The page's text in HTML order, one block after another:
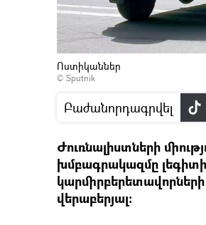
Ոստիկաններ
© Sputnik
Բաժանորդագրվել
Ժուռնալիստների
խմբագրակազմը
կարմիրբերետավորների
վերաբերյալ: